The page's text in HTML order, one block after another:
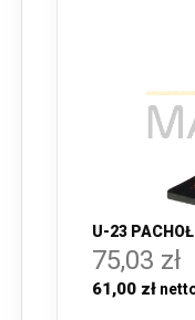
U-23
75,03 zł
61,00 zł